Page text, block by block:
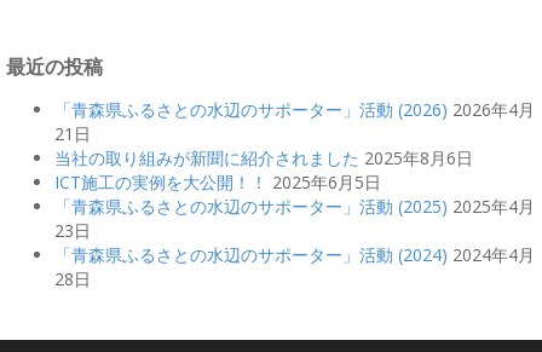
最近の投稿
「青森県ふるさとの水辺のサポーター」活動 (2026) 2026年4月
21日
当社の取り組みが新聞に紹介されました 2025年8月6日
ICT施工の実例を大公開！！ 2025年6月5日
「青森県ふるさとの水辺のサポーター」活動 (2025) 2025年4月
23日
「青森県ふるさとの水辺のサポーター」活動 (2024) 2024年4月
28日